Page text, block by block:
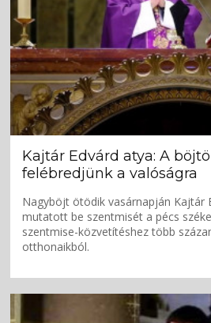
Kajtár Edvárd atya: A
felébredjünk a valóságra
Nagyböjt ötödik vasárnapján Kajtár
mutatott be szentmisét a pécs
szentmise-közvetítéshez több
otthonaikból.